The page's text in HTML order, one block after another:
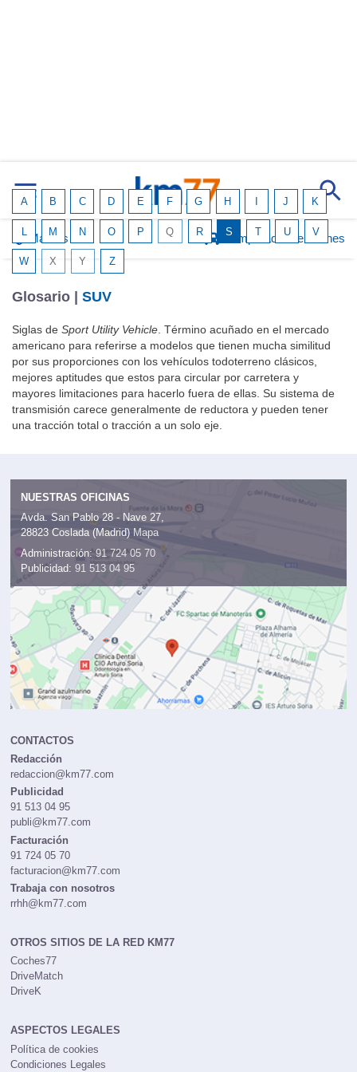
Marcas Comparador de coches
A B C D E F G H J K
L M N O P Q R S T U V
W X Y Z
Glosario | SUV
Siglas de Sport Utility Vehicle . Término acuñado en el mercado
americano para referirse a modelos que tienen mucha similitud
por sus proporciones con los vehículos todoterreno clásicos,
mejores aptitudes que estos para circular por carretera y
mayores limitaciones para hacerlo fuera de ellas. Su sistema de
transmisión carece generalmente de reductora y pueden tener
una tracción total o tracción a un solo eje.
NUESTRAS OFICINAS
Avda. San Pablo 28 - Nave 27,
28823 Coslada (Madrid) Mapa
Administración: 91 724 05 70
Publicidad: 91 513 04 95
CONTACTOS
Redacción
redaccion@km77.com
Publicidad
91 513 04 95
publi@km77.com
Facturación
91 724 05 70
facturacion@km77.com
Trabaja con nosotros
rrhh@km77.com
OTROS SITIOS DE LA RED KM77
Coches77
DriveMatch
DriveK
ASPECTOS LEGALES
Política de cookies
Condiciones Legales